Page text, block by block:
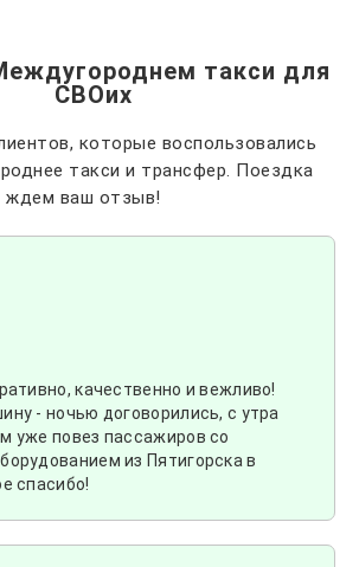
такси для
СВОих
которые воспользовались
такси и трансфер. Поездка
ждем ваш отзыв!
качественно и вежливо!
- ночью договорились, с утра
уже повез пассажиров со
из Пятигорска в
спасибо!